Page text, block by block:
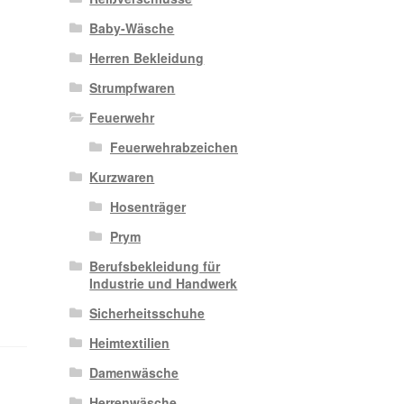
Baby-Wäsche
Herren Bekleidung
Strumpfwaren
Feuerwehr
Feuerwehrabzeichen
Kurzwaren
Hosenträger
Prym
Berufsbekleidung für
Industrie und Handwerk
Sicherheitsschuhe
Heimtextilien
Damenwäsche